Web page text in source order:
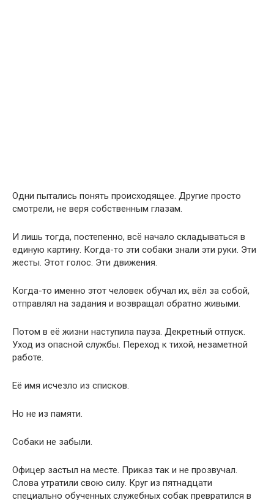
Одни пытались понять происходящее. Другие просто
смотрели, не веря собственным глазам.
И лишь тогда, постепенно, всё начало складываться в
единую картину. Когда-то эти собаки знали эти руки. Эти
жесты. Этот голос. Эти движения.
Когда-то именно этот человек обучал их, вёл за собой,
отправлял на задания и возвращал обратно живыми.
Потом в её жизни наступила пауза. Декретный отпуск.
Уход из опасной службы. Переход к тихой, незаметной
работе.
Её имя исчезло из списков.
Но не из памяти.
Собаки не забыли.
Офицер застыл на месте. Приказ так и не прозвучал.
Слова утратили свою силу. Круг из пятнадцати
специально обученных служебных собак превратился в